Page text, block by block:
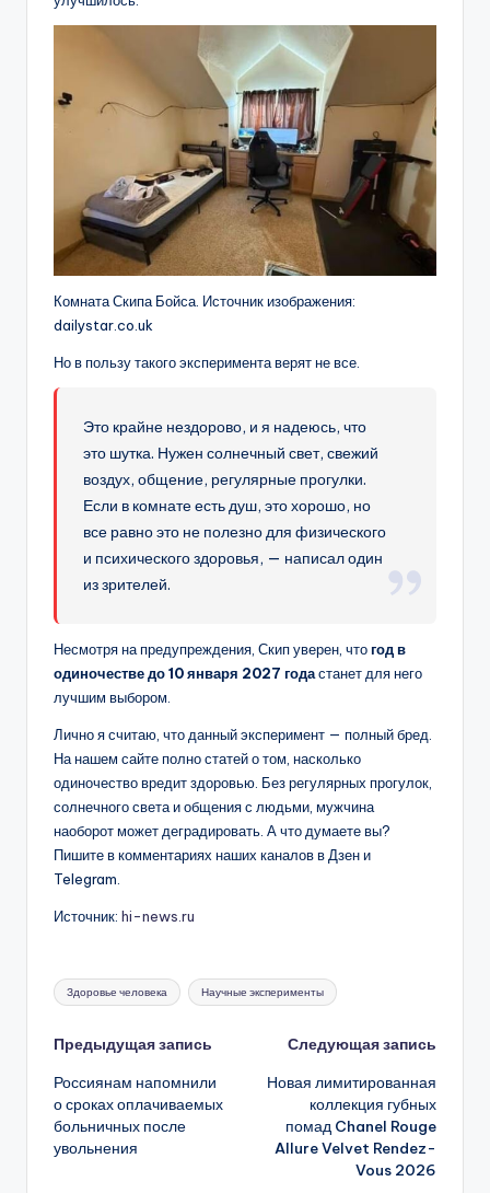
Комната Скипа Бойса. Источник изображения:
dailystar.co.uk
Но в пользу такого эксперимента верят не все.
Это крайне нездорово, и я надеюсь, что
это шутка. Нужен солнечный свет, свежий
воздух, общение, регулярные прогулки.
Если в комнате есть душ, это хорошо, но
все равно это не полезно для физического
и психического здоровья, — написал один
из зрителей.
Несмотря на предупреждения, Скип уверен, чтогод в
одиночестве до 10 января 2027 годастанет для него
лучшим выбором.
Лично я считаю, что данный эксперимент — полный бред.
На нашем сайте полно статей о том, насколько
одиночество вредит здоровью. Без регулярных прогулок,
солнечного света и общения с людьми, мужчина
наоборот может деградировать. А что думаете вы?
Пишите в комментариях наших каналов в Дзен и
Telegram.
Источник: hi-news.ru
Метки:
Здоровье человека Научные эксперименты
Навигация
записи
Предыдущая запись
Россиянам напомнили
о сроках оплачиваемых
больничных после
увольнения
Следующая запись
Новая лимитированная
коллекция губных
помад Chanel Rouge
Allure Velvet Rendez-
Vous 2026